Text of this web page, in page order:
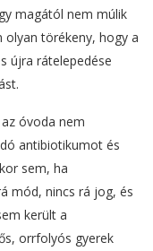
magától nem múlik
olyan törékeny, hogy a
újra rátelepedése
óvoda nem
antibiotikumot és
sem, ha
mód, nincs rá jog, és
került a
orrfolyós gyerek